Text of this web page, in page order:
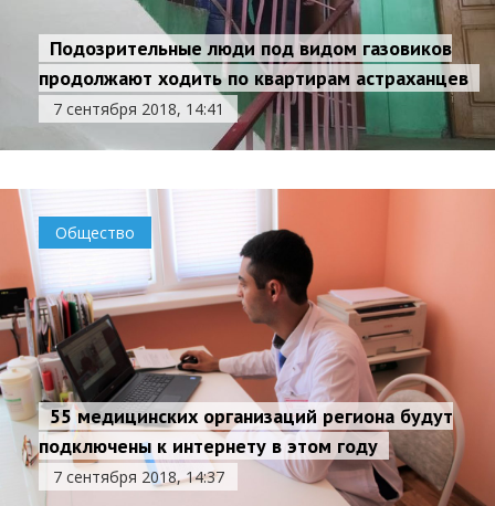
Подозрительные люди под видом газовиков
продолжают ходить по квартирам астраханцев
7 сентября 2018, 14:41
Общество
55 медицинских организаций региона будут
подключены к интернету в этом году
7 сентября 2018, 14:37